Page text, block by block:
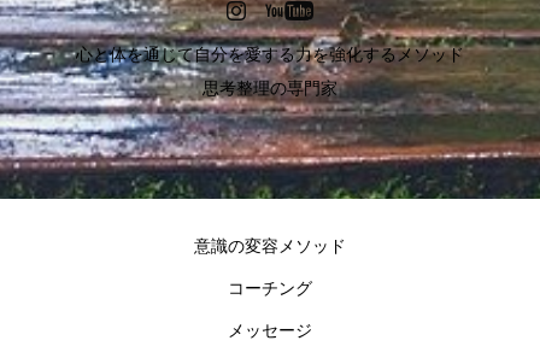
心と体を通じて自分を愛する力を強化するメソッド
思考整理の専門家
意識の変容メソッド
コーチング
メッセージ